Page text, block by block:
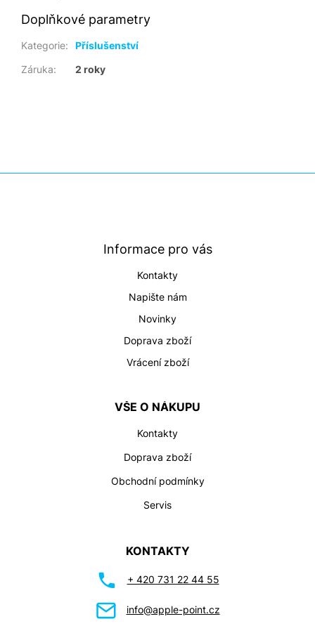
Doplňkové parametry
Kategorie:
Příslušenství
Záruka: 2 roky
Informace pro vás
Kontakty
Napište nám
Novinky
Doprava zboží
Vrácení zboží
VŠE O NÁKUPU
Kontakty
Doprava zboží
Obchodní podmínky
Servis
KONTAKTY
+ 420 731 22 44 55
info@apple-point.cz